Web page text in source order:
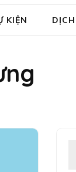
KIỆN